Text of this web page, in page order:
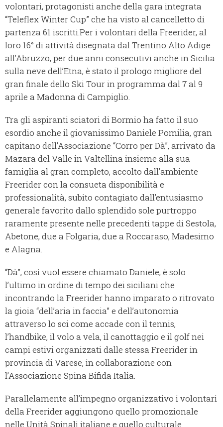
volontari, protagonisti anche della gara integrata
“Teleflex Winter Cup” che ha visto al cancelletto di
partenza 61 iscritti.Per i volontari della Freerider, al
loro 16° di attività disegnata dal Trentino Alto Adige
all’Abruzzo, per due anni consecutivi anche in Sicilia
sulla neve dell’Etna, è stato il prologo migliore del
gran finale dello Ski Tour in programma dal 7 al 9
aprile a Madonna di Campiglio.
Tra gli aspiranti sciatori di Bormio ha fatto il suo
esordio anche il giovanissimo Daniele Pomilia, gran
capitano dell’Associazione “Corro per Dà”, arrivato da
Mazara del Valle in Valtellina insieme alla sua
famiglia al gran completo, accolto dall’ambiente
Freerider con la consueta disponibilità e
professionalità, subito contagiato dall’entusiasmo
generale favorito dallo splendido sole purtroppo
raramente presente nelle precedenti tappe di Sestola,
Abetone, due a Folgaria, due a Roccaraso, Madesimo
e Alagna.
“Dà”, così vuol essere chiamato Daniele, è solo
l’ultimo in ordine di tempo dei siciliani che
incontrando la Freerider hanno imparato o ritrovato
la gioia “dell’aria in faccia” e dell’autonomia
attraverso lo sci come accade con il tennis,
l’handbike, il volo a vela, il canottaggio e il golf nei
campi estivi organizzati dalle stessa Freerider in
provincia di Varese, in collaborazione con
l’Associazione Spina Bifida Italia.
Parallelamente all’impegno organizzativo i volontari
della Freerider aggiungono quello promozionale
nelle Unità Spinali italiane e quello culturale